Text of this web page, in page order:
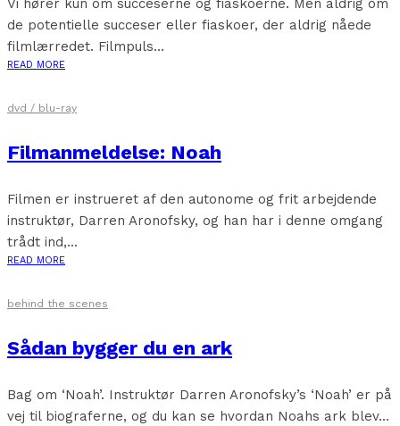
Vi hører kun om succeserne og fiaskoerne. Men aldrig om
de potentielle succeser eller fiaskoer, der aldrig nåede
filmlærredet. Filmpuls...
READ MORE
dvd / blu-ray
Filmanmeldelse: Noah
Filmen er instrueret af den autonome og frit arbejdende
instruktør, Darren Aronofsky, og han har i denne omgang
trådt ind,...
READ MORE
behind the scenes
Sådan bygger du en ark
Bag om ‘Noah’. Instruktør Darren Aronofsky’s ‘Noah’ er på
vej til biograferne, og du kan se hvordan Noahs ark blev...